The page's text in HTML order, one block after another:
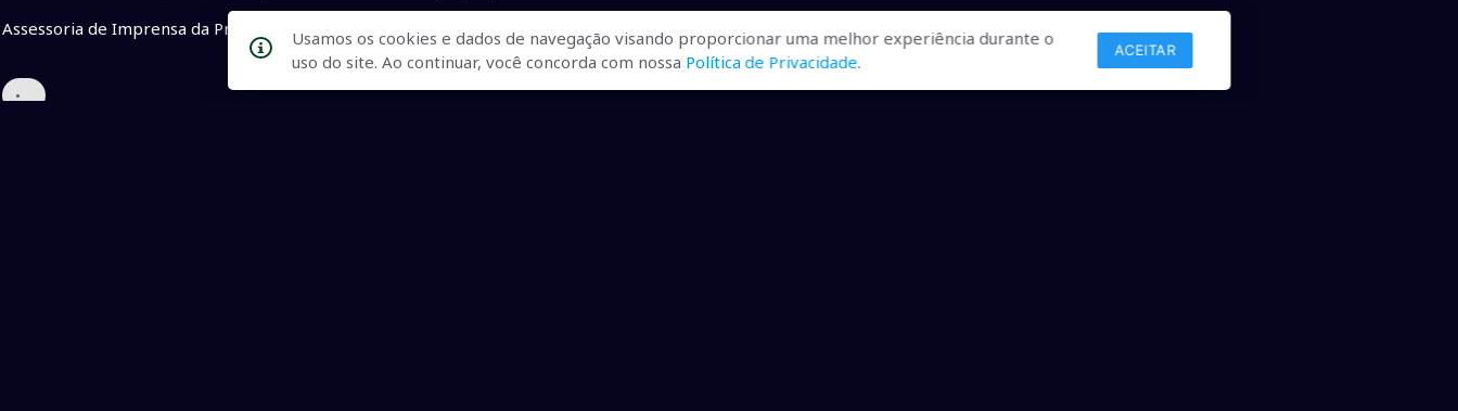
Assessoria de Imprensa da Prefeitura.
•
Usamos os cookies e dados de navegação visando proporcionar uma melhor experiência durante o
uso do site. Ao continuar, você concorda com nossa Política de Privacidade.
ACEITAR